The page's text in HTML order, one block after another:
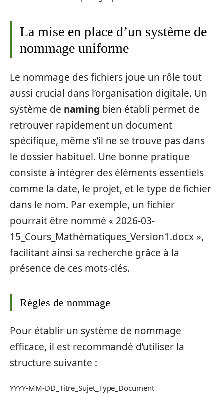
La mise en place d’un système de
nommage uniforme
Le nommage des fichiers joue un rôle tout
aussi crucial dans l’organisation digitale. Un
système de naming bien établi permet de
retrouver rapidement un document
spécifique, même s’il ne se trouve pas dans
le dossier habituel. Une bonne pratique
consiste à intégrer des éléments essentiels
comme la date, le projet, et le type de fichier
dans le nom. Par exemple, un fichier
pourrait être nommé « 2026-03-
15_Cours_Mathématiques_Version1.docx »,
facilitant ainsi sa recherche grâce à la
présence de ces mots-clés.
Règles de nommage
Pour établir un système de nommage
efficace, il est recommandé d’utiliser la
structure suivante :
YYYY-MM-DD_Titre_Sujet_Type_Document